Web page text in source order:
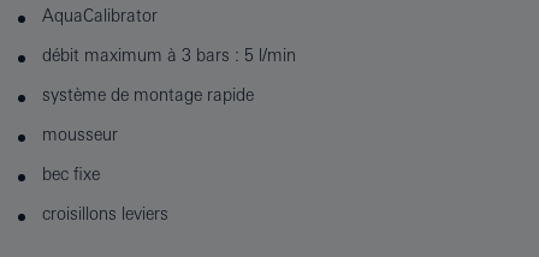
AquaCalibrator
débit maximum à 3 bars : 5 l/min
système de montage rapide
mousseur
bec fixe
croisillons leviers